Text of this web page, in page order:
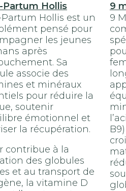
Partum Hollis
Partum Hollis est un
pensé pour
les jeunes
après
Sa
associe des
et minéraux
pour réduire la
soutenir
émotionnel et
la récupération.
contribue à la
des globules
et au transport de
la vitamine D
9
9